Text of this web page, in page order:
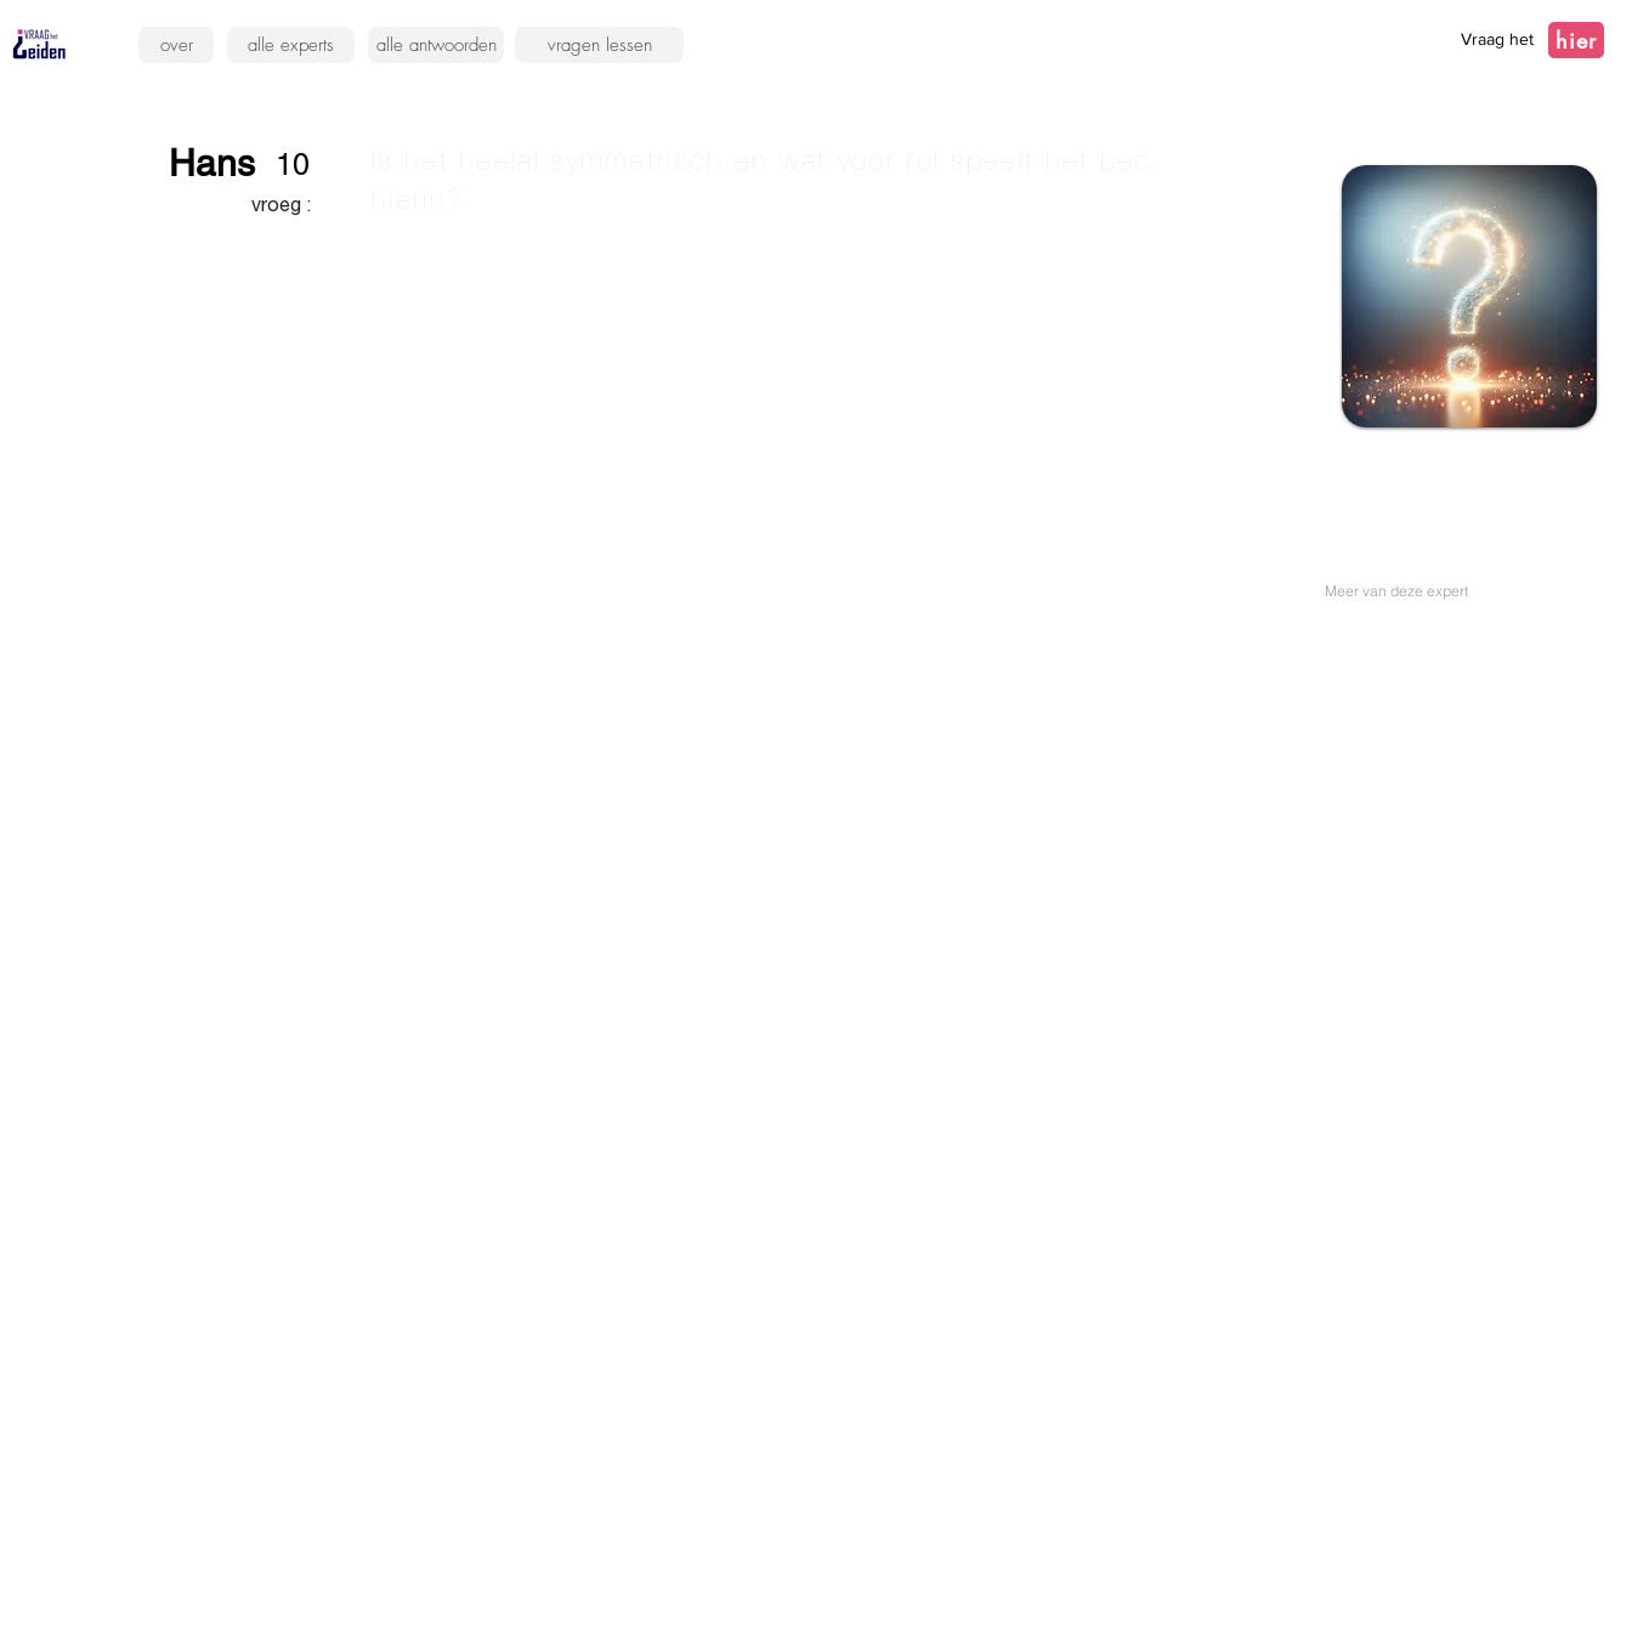
over alle experts alle antwoorden vragen lessen Vraag het hier
Hans 10
vroeg :
Meer van deze expert